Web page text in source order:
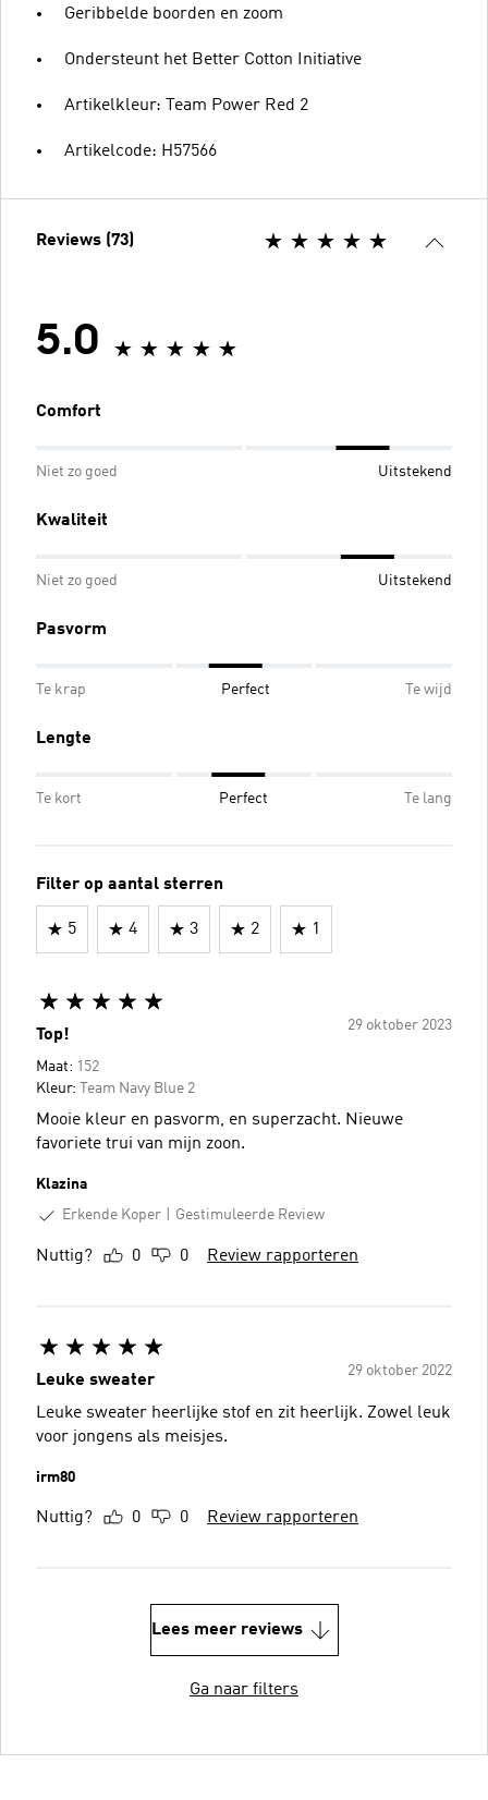
Geribbelde boorden en zoom
Ondersteunt het Better Cotton Initiative
Artikelkleur: Team Power Red 2
Artikelcode: H57566
Reviews (73)
5.0
Comfort
Niet zo goed Uitstekend
Kwaliteit
Niet zo goed Uitstekend
Pasvorm
Te krap Perfect Te wijd
Lengte
Te kort Perfect Te lang
Filter op aantal sterren
5 4 3 2 1
29 oktober 2023
Top!
Maat: 152
Kleur:
Team Navy Blue 2
Mooie kleur en pasvorm, en superzacht. Nieuwe
favoriete trui van mijn zoon.
Klazina
Erkende Koper
Gestimuleerde Review
Nuttig? 0 0 Review rapporteren
29 oktober 2022
Leuke sweater
Leuke sweater heerlijke stof en zit heerlijk. Zowel leuk
voor jongens als meisjes.
irm80
Nuttig? 0 0 Review rapporteren
Lees meer reviews
Ga naar filters